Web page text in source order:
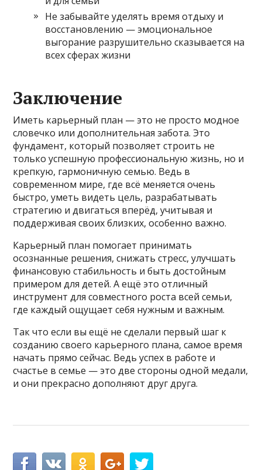
Не забывайте уделять время отдыху и
восстановлению — эмоциональное
выгорание разрушительно сказывается на
всех сферах жизни
Заключение
Иметь карьерный план — это не просто модное
словечко или дополнительная забота. Это
фундамент, который позволяет строить не
только успешную профессиональную жизнь, но и
крепкую, гармоничную семью. Ведь в
современном мире, где всё меняется очень
быстро, уметь видеть цель, разрабатывать
стратегию и двигаться вперёд, учитывая и
поддерживая своих близких, особенно важно.
Карьерный план помогает принимать
осознанные решения, снижать стресс, улучшать
финансовую стабильность и быть достойным
примером для детей. А ещё это отличный
инструмент для совместного роста всей семьи,
где каждый ощущает себя нужным и важным.
Так что если вы ещё не сделали первый шаг к
созданию своего карьерного плана, самое время
начать прямо сейчас. Ведь успех в работе и
счастье в семье — это две стороны одной медали,
и они прекрасно дополняют друг друга.